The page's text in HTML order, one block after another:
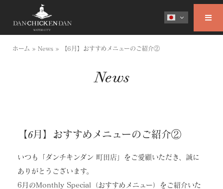
ホーム » News » 【6月】おすすめメニューのご紹介②
News
【6月】おすすめメニューのご紹介②
いつも「ダンチキンダン 町田店」をご愛顧いただき、誠に
ありがとうございます。
6月のMonthly Special（おすすめメニュー）をご紹介いた